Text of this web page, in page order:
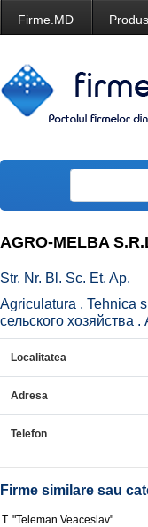
Firme.MD
AGRO-MELBA
Str. Nr. Bl. Sc. Et. Ap.
Agriculatura . Tehnica
сельского хозяйства
Localitatea
Adresa
Telefon
Firme similare sau
"Teleman Veaceslav"